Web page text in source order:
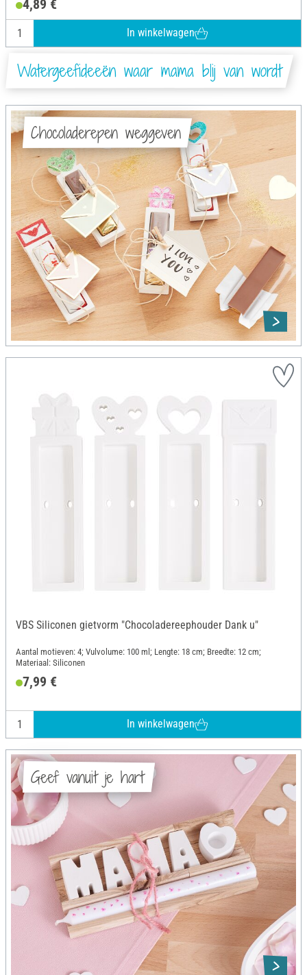
4,89 €
In winkelwagen
Watergeefideeën waar mama blij van wordt
Chocoladerepen weggeven
VBS Siliconen gietvorm "Chocoladereephouder Dank u"
Aantal motieven: 4; Vulvolume: 100 ml; Lengte: 18 cm; Breedte: 12 cm;
Materiaal: Siliconen
7,99 €
In winkelwagen
Geef vanuit je hart